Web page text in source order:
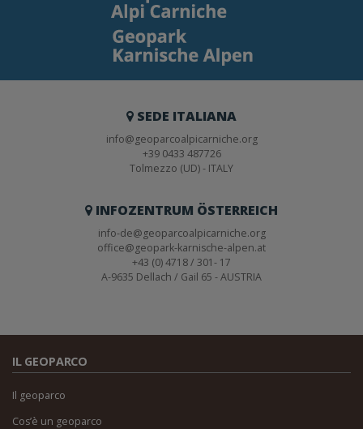
SEDE ITALIANA
info@geoparcoalpicarniche.org
+39 0433 487726
Tolmezzo (UD) - ITALY
INFOZENTRUM ÖSTERREICH
info-de@geoparcoalpicarniche.org
office@geopark-karnische-alpen.at
+43 (0) 4718 / 301- 17
A-9635 Dellach / Gail 65 - AUSTRIA
IL GEOPARCO
Il geoparco
Cos’è un geoparco